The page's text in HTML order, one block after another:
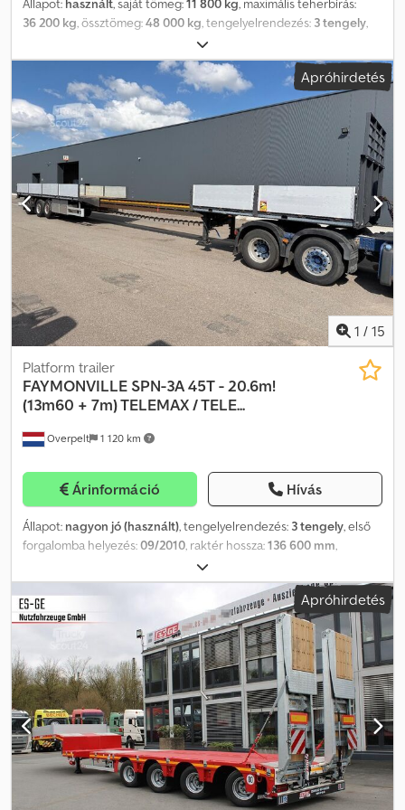
Állapot: használt, saját tömeg:11 800 kg, maximális teherbírás:
36 200 kg, össztömeg:48 000 kg, tengelyelrendezés: 3 tengely,
03/2022
felfüggesztés:levegő, abroncs méret:245/70 R17,5, Felszereltség:
, | Faymonville Telemax F-S43 mélyágyas pótkocsi | 3 tengely
távirányítással kormányozható | nehézteher-rögzítési pontok | SAF
tengelyek | kihúzható | bedugható oldalrácsok | Gumiabroncsok:
245/70 R17,5 | Össztömeg: 48 000 kg, Hasznos teherbírás: 36 200 kg
| 13 500 mm + 7 900 mm + 8 100 mm | A tévedés, elírás és előzetes
értékesítés jogát fenntartjuk. Djdpfx Anowm I Ipjyswa
Apróhirdetés
1 / 15
Overpelt 1 120 km
Platform trailer
FAYMONVILLE SPN-3A 45T - 20.6m!
(13m60 + 7m) TELEMAX / TELE...
Árinformáció Hívás
Állapot: nagyon jó (használt), tengelyelrendezés: 3 tengely, első
forgalomba helyezés:09/2010, raktér hossza:136 600 mm,
, teljes hossz:
szélesség:2 500 mm, felfüggesztés:levegő, abroncs méret:
385/65 R22.5
, gumiabroncs állapota:40 százalék, szín:egyéb,
Gyártási év:2010 , Felszereltség:ABS, = További opciók és
tartozékok = - 3 tengely - Emelőtengely - Légrugó - Tárcsafékek -
Kormányzott tengely = További információk =
Tengelykonfiguráció Djdozrzl Njpfx Anyewa Gumiabroncs mérete:
385/65 R22.5 Gumiabroncs mintázata: 40% Hátsó tengely 1:
Kormányozható Súlyok Üres súly: 10 000 kg Megengedett raktér:
35 000 kg Megengedett össztömeg: 45 000 kg Karbantartás,
előzmények és állapot APK (műszaki fővizsga): érvényes 2026.09-ig
Műszaki állapot: nagyon jó Optikai állapot: nagyon jó Pénzügyi
információk Ár: Érdeklődjön Azonosítás Rendszám: QKW546
Apróhirdetés